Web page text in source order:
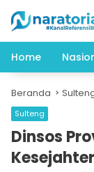
konten
Home
Beranda
Sulteng
Dinsos